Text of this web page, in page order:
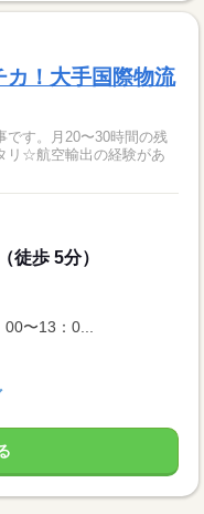
！大手国際物流
です。月20〜30時間の残
リ☆航空輸出の経験があ
徒歩 5分）
00〜13：0...